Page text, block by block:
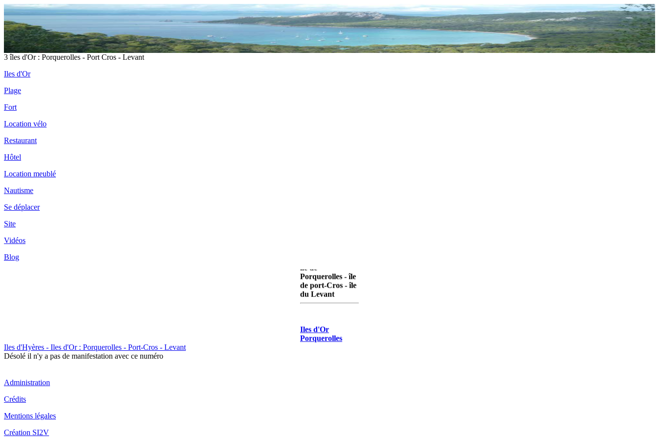
3 îles d'Or : Porquerolles - Port Cros - Levant
Iles d'Or
Plage
Fort
Location vélo
Restaurant
Hôtel
Location meublé
Nautisme
Se déplacer
Site
Vidéos
Blog
Porquerolles - île
de port-Cros - île
du Levant
Iles d'Or
Porquerolles
Iles d'Hyères - Iles d'Or : Porquerolles - Port-Cros - Levant
Désolé il n'y a pas de manifestation avec ce numéro
Administration
Crédits
Mentions légales
Création SI2V